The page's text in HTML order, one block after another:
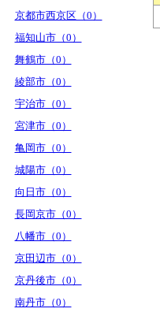
京都市西京区（0）
福知山市（0）
舞鶴市（0）
綾部市（0）
宇治市（0）
宮津市（0）
亀岡市（0）
城陽市（0）
向日市（0）
長岡京市（0）
八幡市（0）
京田辺市（0）
京丹後市（0）
南丹市（0）